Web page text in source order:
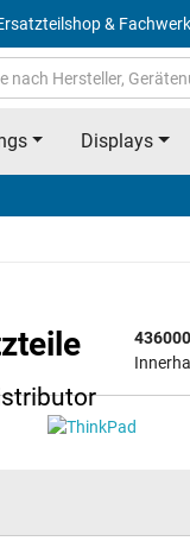
&
Displays